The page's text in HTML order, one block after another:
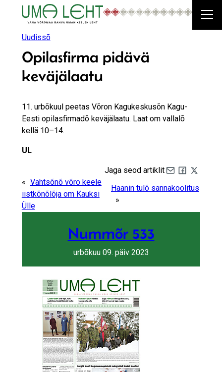
juurdeUudissõ
Opilasfirma pidävä
keväjälaatu
11. urbõkuul peetas Võron Kagukeskusõn Kagu-
Eesti opilasfirmadõ keväjälaatu. Laat om vallalõ
kellä 10–14.
UL
Jaga seod artiklit
« Vahtsõnõ võro keele
iistkõnõlõja om Kauksi
Ülle
Haanin tulõ sannakoolitus
»
Nummõr 533
urbõkuu 09. päiv 2023